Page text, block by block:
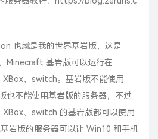
也就是我的世界基岩版，这是
Minecraft 基岩版可以运行在
、switch。基岩版不能使用
也不能使用基岩版的服务器，不过
、switch 的基岩版都可以使用
岩版的服务器可以让 Win10 和手机